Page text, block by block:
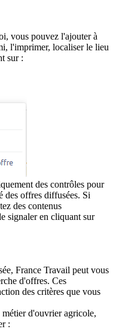
vous pouvez l'ajouter à
l'imprimer, localiser le lieu
sur :
des contrôles pour
des offres diffusées. Si
des contenus
signaler en cliquant sur
France Travail peut vous
d'offres. Ces
des critères que vous
d'ouvrier agricole,
: